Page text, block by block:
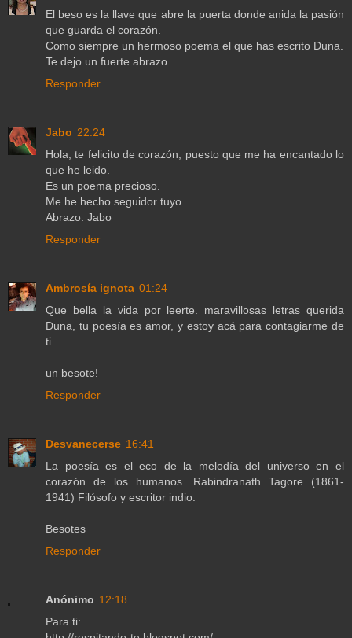
El beso es la llave que abre la puerta donde anida la pasión
que guarda el corazón.
Como siempre un hermoso poema el que has escrito Duna.
Te dejo un fuerte abrazo
Responder
Jabo 22:24
Hola, te felicito de corazón, puesto que me ha encantado lo
que he leido.
Es un poema precioso.
Me he hecho seguidor tuyo.
Abrazo. Jabo
Responder
Ambrosía ignota 01:24
Que bella la vida por leerte. maravillosas letras querida
Duna, tu poesía es amor, y estoy acá para contagiarme de
ti.
un besote!
Responder
Desvanecerse 16:41
La poesía es el eco de la melodía del universo en el
corazón de los humanos. Rabindranath Tagore (1861-
1941) Filósofo y escritor indio.
Besotes
Responder
Anónimo 12:18
Para ti: